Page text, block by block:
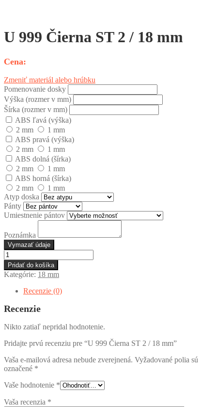
U 999 Čierna ST 2 / 18 mm
Zmeniť materiál alebo hrúbku
Pomenovanie dosky
Výška (rozmer v mm)
Šírka (rozmer v mm)
ABS ľavá (výška)
2 mm
1 mm
ABS pravá (výška)
2 mm
1 mm
ABS dolná (šírka)
2 mm
1 mm
ABS horná (šírka)
2 mm
1 mm
Atyp doska
Pánty
Umiestnenie pántov
Poznámka
Vymazať údaje
množstvo
U
999
Čierna
/
18
mm
Pridať do košíka
Kategórie: 18 mm
Recenzie (0)
Recenzie
Nikto zatiaľ nepridal hodnotenie.
Pridajte prvú recenziu pre “U 999 Čierna ST 2 / 18 mm”
Vaša e-mailová adresa nebude zverejnená. Vyžadované polia sú
označené *
Vaše hodnotenie *
Vaša recenzia *